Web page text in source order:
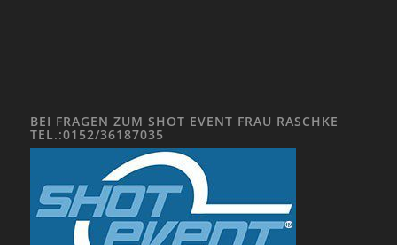
BEI FRAGEN ZUM SHOT EVENT FRAU RASCHKE
TEL.:0152/36187035